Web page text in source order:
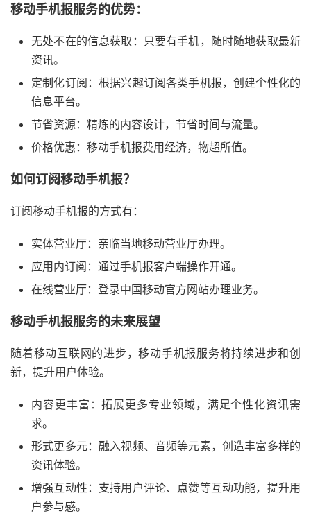
移动手机报服务的优势：
无处不在的信息获取：只要有手机，随时随地获取最新
资讯。
定制化订阅：根据兴趣订阅各类手机报，创建个性化的
信息平台。
节省资源：精炼的内容设计，节省时间与流量。
价格优惠：移动手机报费用经济，物超所值。
如何订阅移动手机报？
订阅移动手机报的方式有：
实体营业厅：亲临当地移动营业厅办理。
应用内订阅：通过手机报客户端操作开通。
在线营业厅：登录中国移动官方网站办理业务。
移动手机报服务的未来展望
随着移动互联网的进步，移动手机报服务将持续进步和创
新，提升用户体验。
内容更丰富：拓展更多专业领域，满足个性化资讯需
求。
形式更多元：融入视频、音频等元素，创造丰富多样的
资讯体验。
增强互动性：支持用户评论、点赞等互动功能，提升用
户参与感。